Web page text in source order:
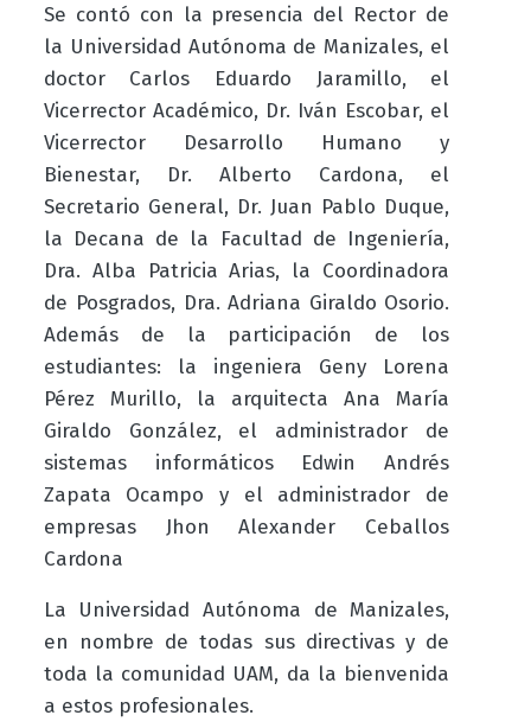
Se contó con la presencia del Rector de
la Universidad Autónoma de Manizales, el
doctor Carlos Eduardo Jaramillo, el
Vicerrector Académico, Dr. Iván Escobar, el
Vicerrector Desarrollo Humano y
Bienestar, Dr. Alberto Cardona, el
Secretario General, Dr. Juan Pablo Duque,
la Decana de la Facultad de Ingeniería,
Dra. Alba Patricia Arias, la Coordinadora
de Posgrados, Dra. Adriana Giraldo Osorio.
Además de la participación de los
estudiantes: la ingeniera Geny Lorena
Pérez Murillo, la arquitecta Ana María
Giraldo González, el administrador de
sistemas informáticos Edwin Andrés
Zapata Ocampo y el administrador de
empresas Jhon Alexander Ceballos
Cardona
La Universidad Autónoma de Manizales,
en nombre de todas sus directivas y de
toda la comunidad UAM, da la bienvenida
a estos profesionales.